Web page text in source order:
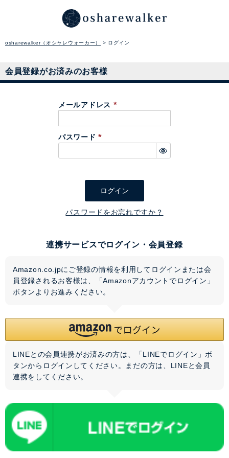
osharewalker（オシャレウォーカー） ログイン
会員登録がお済みのお客様
メールアドレス
必
パスワード
必
ログイン
パスワードをお忘れですか？
連携サービスでログイン・会員登録
Amazon.co.jpにご登録の情報を利用してログインまたは会
員登録されるお客様は、「Amazonアカウントでログイン」
ボタンよりお進みください。
LINEとの会員連携がお済みの方は、「LINEでログイン」ボ
タンからログインしてください。まだの方は、 LINEと会員
連携をしてください。